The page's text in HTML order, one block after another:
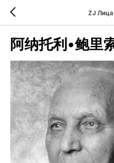
ZJ
阿纳托利•鲍里